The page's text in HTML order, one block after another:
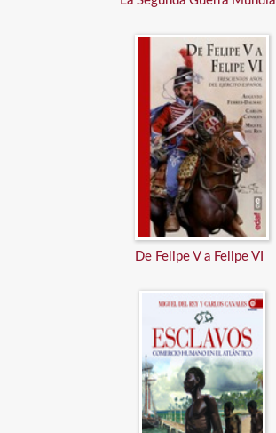
De Felipe V a Felipe VI